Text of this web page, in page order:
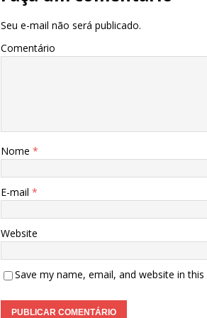
Seu e-mail não será publicado.
Comentário
Nome *
E-mail *
Website
Save my name, email, and website in